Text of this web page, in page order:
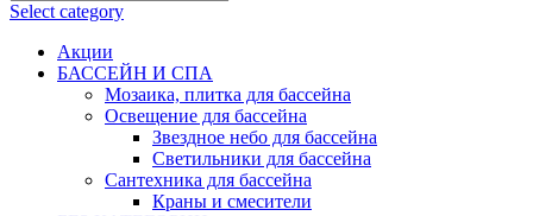
Select category
Акции
БАССЕЙН И СПА
Мозаика, плитка для бассейна
Освещение для бассейна
Звездное небо для бассейна
Светильники для бассейна
Сантехника для бассейна
Краны и смесители